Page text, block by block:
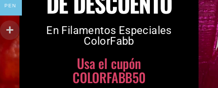
En Filamentos Especiales
ColorFabb
Usa el cupón
COLORFABB50
PEN